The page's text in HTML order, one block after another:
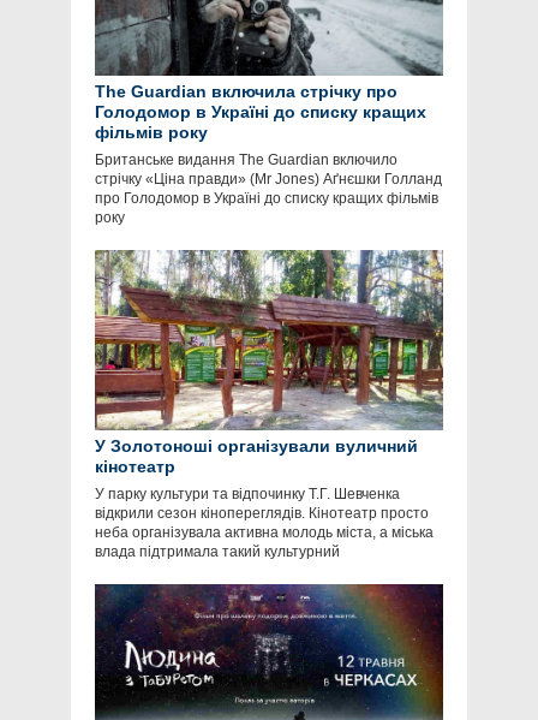
The Guardian включила стрічку про
Голодомор в Україні до списку кращих
фільмів року
Британське видання The Guardian включило
стрічку «Ціна правди» (Mr Jones) Аґнєшки Голланд
про Голодомор в Україні до списку кращих фільмів
року
У Золотоноші організували вуличний
кінотеатр
У парку культури та відпочинку Т.Г. Шевченка
відкрили сезон кінопереглядів. Кінотеатр просто
неба організувала активна молодь міста, а міська
влада підтримала такий культурний